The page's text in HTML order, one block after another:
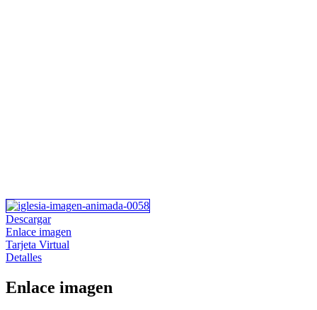
Descargar
Enlace imagen
Tarjeta Virtual
Detalles
Enlace imagen